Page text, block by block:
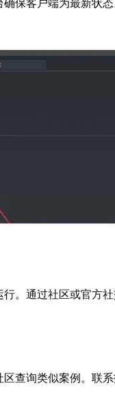
。通过社区或官方
查询类似案例。联